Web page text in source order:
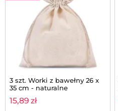
3 szt. Worki z bawełny 26 x
35 cm - naturalne
15,89 zł